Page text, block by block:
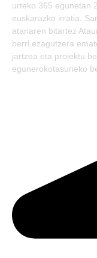
urteko 365 egunetan
euskarazko irratia.
atariaren bitartez
berri ezagutzera
jartzea eta proiektu
egunerokotasuneko